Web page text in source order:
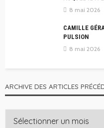
8 mai 2026
CAMILLE
PULSION
8 mai 2026
ARCHIVE DES ARTICLES